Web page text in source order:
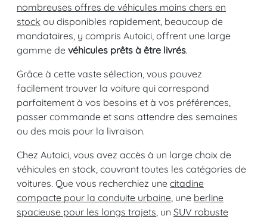
nombreuses offres de véhicules moins chers en
stock ou disponibles rapidement, beaucoup de
mandataires, y compris Autoici, offrent une large
gamme de véhicules prêts à être livrés.
Grâce à cette vaste sélection, vous pouvez
facilement trouver la voiture qui correspond
parfaitement à vos besoins et à vos préférences,
passer commande et sans attendre des semaines
ou des mois pour la livraison.
Chez Autoici, vous avez accès à un large choix de
véhicules en stock, couvrant toutes les catégories de
voitures. Que vous recherchiez une citadine
compacte pour la conduite urbaine, une berline
spacieuse pour les longs trajets, un SUV robuste